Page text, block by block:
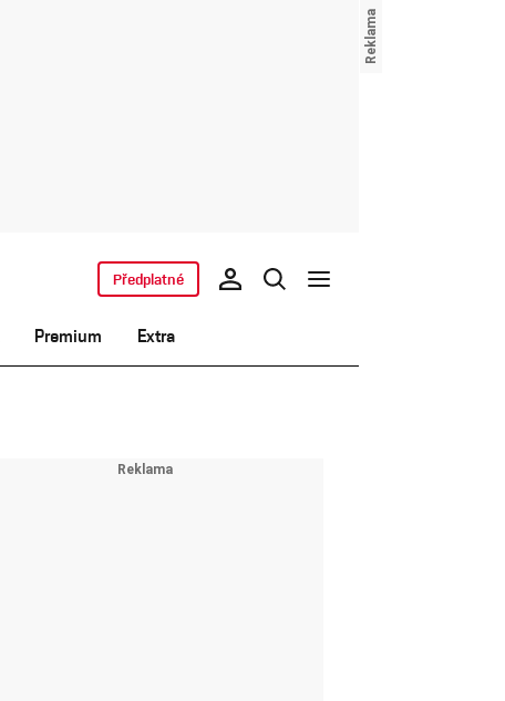
Premium Extra
Předplatné